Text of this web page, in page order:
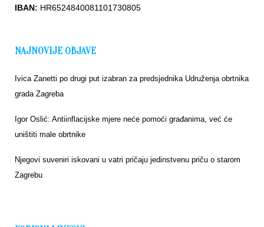
IBAN: HR6524840081101730805
NAJNOVIJE OBJAVE
Ivica Zanetti po drugi put izabran za predsjednika Udruženja obrtnika
grada Zagreba
Igor Oslić: Antiinflacijske mjere neće pomoći građanima, već će
uništiti male obrtnike
Njegovi suveniri iskovani u vatri pričaju jedinstvenu priču o starom
Zagrebu